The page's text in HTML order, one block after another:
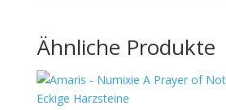
Ähnliche Produkte